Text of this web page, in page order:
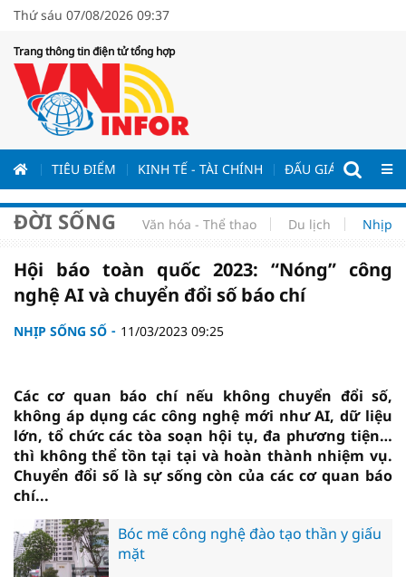
Thứ sáu 07/08/2026 09:37
Trang thông tin điện tử tổng hợp
TIÊU ĐIỂM KINH TẾ - TÀI CHÍNH ĐẤU GIÁ - ĐẤU
ĐỜI SỐNG Văn hóa - Thể thao Du lịch Nhịp
Hội báo toàn quốc 2023: “Nóng” công
nghệ AI và chuyển đổi số báo chí
NHỊP SỐNG SỐ 11/03/2023 09:25
Các cơ quan báo chí nếu không chuyển đổi số,
không áp dụng các công nghệ mới như AI, dữ liệu
lớn, tổ chức các tòa soạn hội tụ, đa phương tiện…
thì không thể tồn tại tại và hoàn thành nhiệm vụ.
Chuyển đổi số là sự sống còn của các cơ quan báo
chí...
Bóc mẽ công nghệ đào tạo thần y giấu
mặt